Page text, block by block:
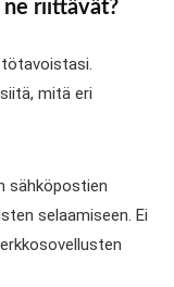
riittävät?
mitä eri
sähköpostien
selaamiseen. Ei